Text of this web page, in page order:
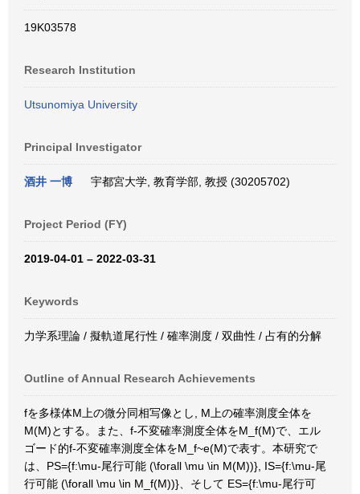
19K03578
Research Institution
Utsunomiya University
Principal Investigator
酒井 一博 宇都宮大学, 教育学部, 教授 (30205702)
Project Period (FY)
2019-04-01 – 2022-03-31
Keywords
力学系理論 / 擬軌道尾行性 / 確率測度 / 双曲性 / 占有的分解
Outline of Annual Research Achievements
fを多様体M上の微分同相写像とし, M上の確率測度全体を
M(M)とする。また、f-不変確率測度全体をM_f(M)で、エル
ゴード的f-不変確率測度全体をM_f~e(M)で表す。本研究で
は、PS={f:\mu-尾行可能 (\forall \mu \in M(M))}, IS={f:\mu-尾
行可能 (\forall \mu \in M_f(M))}、そして ES={f:\mu-尾行可